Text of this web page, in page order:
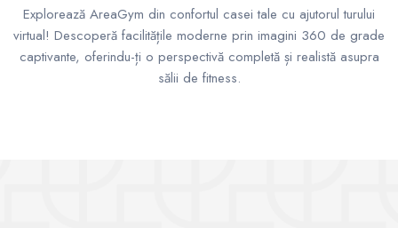
Explorează AreaGym din confortul casei tale cu ajutorul turului
virtual! Descoperă facilitățile moderne prin imagini 360 de grade
captivante, oferindu-ți o perspectivă completă și realistă asupra
sălii de fitness.